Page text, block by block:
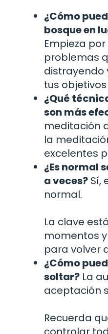
¿Cómo
bosque en
Empieza
problemas
distrayendo
tus
¿Qué
son más
meditación
la
excelentes
¿Es normal
a veces? Sí,
normal.
La clave
momentos
para volver
¿Cómo
soltar? La
aceptación
Recuerda